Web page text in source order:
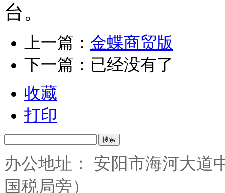
台。
上一篇： 金蝶商贸版
下一篇：已经没有了
收藏
打印
搜索
办公地址： 安阳市海河大道
国税局旁）